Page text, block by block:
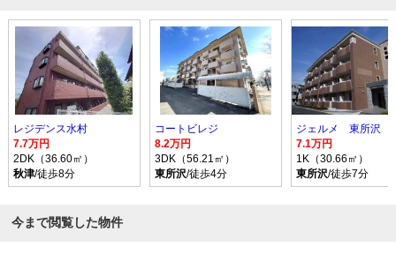
レジデンス水村
7.7万円
2DK（36.60㎡）
秋津/徒歩8分
コートビレジ
8.2万円
3DK（56.21㎡）
東所沢/徒歩4分
ジェルメ 東所沢
7.1万円
1K（30.66㎡）
東所沢/徒歩7分
今まで閲覧した物件